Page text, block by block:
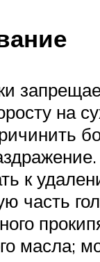
на
к
часть
масла;